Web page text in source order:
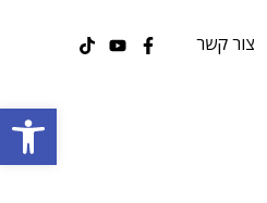
פתח
צור קשר